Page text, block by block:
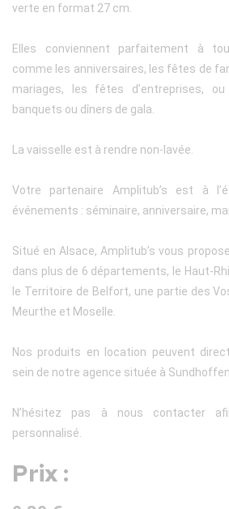
verte en format 27 cm.
Elles conviennent parfaitement à
comme les anniversaires, les fêtes de
mariages, les fêtes d’entreprises,
banquets ou dîners de gala.
La vaisselle est à rendre non-lavée.
Votre partenaire Amplitub’s est à
événements : séminaire, anniversaire,
Situé en Alsace, Amplitub’s vous
dans plus de 6 départements, le Haut-
le Territoire de Belfort, une partie des
Meurthe et Moselle.
Nos produits en location peuvent
sein de notre agence située à Sundhoffen.
N’hésitez pas à nous contacter
personnalisé.
Prix :